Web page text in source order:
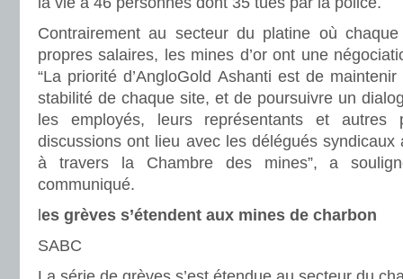
Contrairement au secteur du platine où
propres salaires, les mines d’or ont une
“La priorité d’AngloGold Ashanti est de
stabilité de chaque site, et de poursuivre un
les employés, leurs représentants et autres
discussions ont lieu avec les délégués
à travers la Chambre des mines”, a
communiqué.
es grèves s’étendent aux mines de charbon
SABC